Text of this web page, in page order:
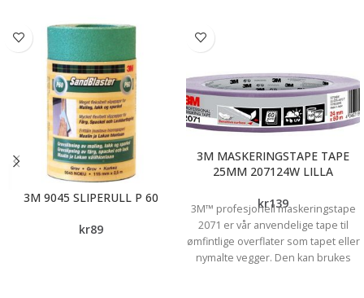
3M 9045 SLIPERULL P 60
kr89
3M MASKERINGSTAPE TAPE
25MM 207124W LILLA
kr139
3M™ profesjonell maskeringstape
2071 er vår anvendelige tape til
ømfintlige overflater som tapet eller
nymalte vegger. Den kan brukes